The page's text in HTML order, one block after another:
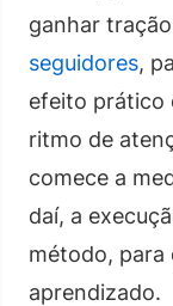
ganhar
seguidores,
efeito prático
ritmo de
comece a
daí, a
método, para
aprendizado.